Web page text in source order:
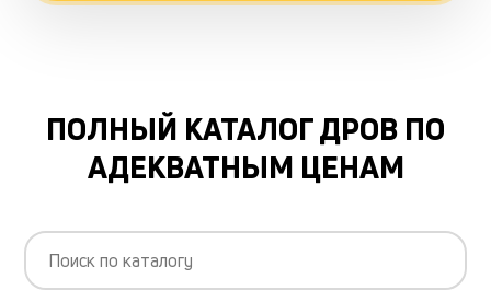
ПОЛНЫЙ КАТАЛОГ ДРОВ ПО
АДЕКВАТНЫМ ЦЕНАМ